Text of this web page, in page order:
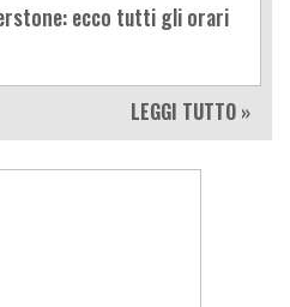
ecco tutti gli orari
LEGGI TUTTO »